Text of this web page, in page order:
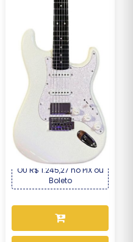
Guitarra Seizi Fun Katana
Musashi HSS ...
R$ 1.339,00
OU R$ 1.245,27 no PIX ou
Boleto